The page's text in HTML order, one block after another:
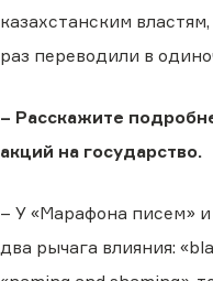
казахстанским
раз переводили в
– Расскажите
акций на государство.
– У «Марафона писем»
два рычага влияния: